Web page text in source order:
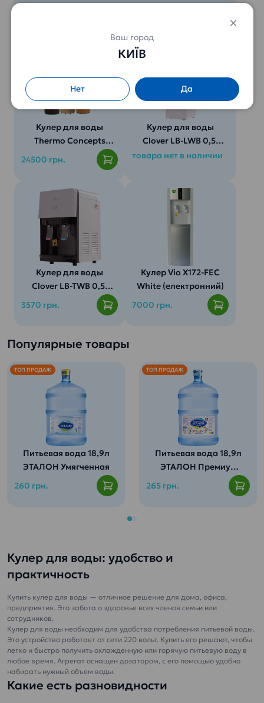
шкафчика:
Верхняя
загрузка
бутылей:
серебристый
дизайн:
Цвет корпуса:
Кулер для воды
Thermo Concepts
24500 грн.
Кулер для воды
Clover LB-LWB 0,5-
5X88
товара нет в наличии
Кулер для воды
Clover LB-TWB 0,5-
3570 грн.
Кулер Vio X172-FEC
White (електронний)
7000 грн.
Популярные товары
ТОП ПРОДАЖ
Питьевая вода 18,9л
ЭТАЛОН Умягченная
260 грн.
Полное раскрытие
вкуса напитков и
Не оставляет
накипи!
Рекомендовано
для чайников и
кофемашин.
Уменьшена
жесткость воды
при сохраненном
ТОП ПРОДАЖ
Питьевая вода 18,9л
ЭТАЛОН Премиум
(для детей от 3 лет)
265 грн.
необходимых для
ребенка.
Не обязательно
Безопасность
гарантирована и
подтверждена
22000
Кулер для воды: удобство и
практичность
Купить кулер для воды — отличное решение для дома, офиса,
предприятия. Это забота о здоровье всех членов семьи или
сотрудников.
Кулер для воды необходим для удобства потребления питьевой воды.
Это устройство работает от сети 220 вольт. Купить его решают, чтобы
легко и быстро получить охлажденную или горячую питьевую воду в
любое время. Агрегат оснащен дозатором, с его помощью удобно
набирать нужный объем воды.
Какие есть разновидности
Ваш город
КИЇВ
Нет Да